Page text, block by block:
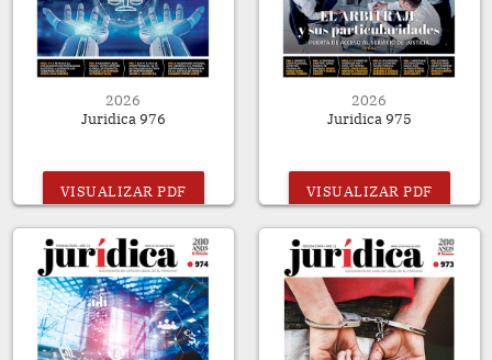
2026
Juridica 976
VISUALIZAR PDF
2026
Juridica 975
VISUALIZAR PDF